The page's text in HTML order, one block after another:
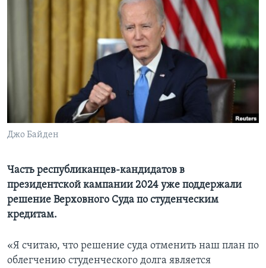
Джо Байден
Часть республиканцев-кандидатов в
президентской кампании 2024 уже поддержали
решение Верховного Суда по студенческим
кредитам.
«Я считаю, что решение суда отменить наш план по
облегчению студенческого долга является